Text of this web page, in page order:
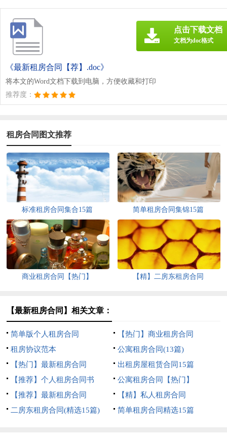
《最新租房合同【荐】.doc》
将本文的Word文档下载到电脑，方便收藏和打印
推荐度：
点击下载文档
文档为doc格式
租房合同图文推荐
标准租房合同集合15篇 简单租房合同集锦15篇
商业租房合同【热门】 【精】二房东租房合同
【最新租房合同】相关文章：
简单版个人租房合同
【热门】商业租房合同
租房协议范本
公寓租房合同(13篇)
【热门】最新租房合同
出租房屋租赁合同15篇
【推荐】个人租房合同书
公寓租房合同【热门】
【推荐】最新租房合同
【精】私人租房合同
二房东租房合同(精选15篇)
简单租房合同精选15篇